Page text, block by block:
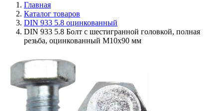
Главная
Каталог товаров
DIN 933 5.8 оцинкованный
DIN 933 5.8 Болт с шестигранной головкой, полная
резьба, оцинкованный M10x90 мм